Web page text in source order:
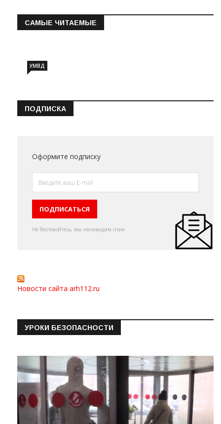
САМЫЕ ЧИТАЕМЫЕ
УМВД
ПОДПИСКА
Оформите подписку
Не беспокойтесь, мы ненавидим спам
Новости сайта arh112.ru
УРОКИ БЕЗОПАСНОСТИ